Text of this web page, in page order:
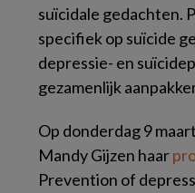
suïcidale gedachten.
specifiek op suïcide
depressie- en
gezamenlijk
Op donderdag 9
Mandy Gijzen haar
Prevention of